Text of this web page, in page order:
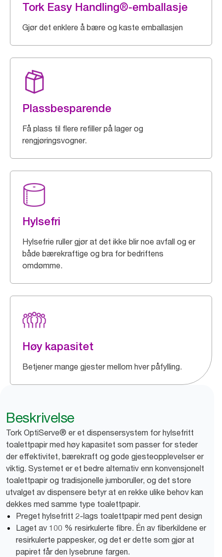
Tork Easy Handling®-emballasje
Gjør det enklere å bære og kaste emballasjen
Plassbesparende
Få plass til flere refiller på lager og
rengjøringsvogner.
Hylsefri
Hylsefrie ruller gjør at det ikke blir noe avfall og er
både bærekraftige og bra for bedriftens
omdømme.
Høy kapasitet
Betjener mange gjester mellom hver påfylling.
Beskrivelse
Tork OptiServe® er et dispensersystem for hylsefritt
toalettpapir med høy kapasitet som passer for steder
der effektivitet, bærekraft og gode gjesteopplevelser er
viktig. Systemet er et bedre alternativ enn konvensjonelt
toalettpapir og tradisjonelle jumboruller, og det store
utvalget av dispensere betyr at en rekke ulike behov kan
dekkes med samme type toalettpapir.
Preget hylsefritt 2-lags toalettpapir med pent design
Laget av 100 % resirkulerte fibre. Én av fiberkildene er
resirkulerte pappesker, og det er dette som gjør at
papiret får den lysebrune fargen.